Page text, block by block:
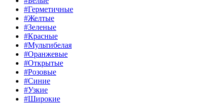
#Герметичные
#Желтые
#Зеленые
#Красные
#Мультибелая
#Оранжевые
#Открытые
#Розовые
#Синие
#Узкие
#Широкие